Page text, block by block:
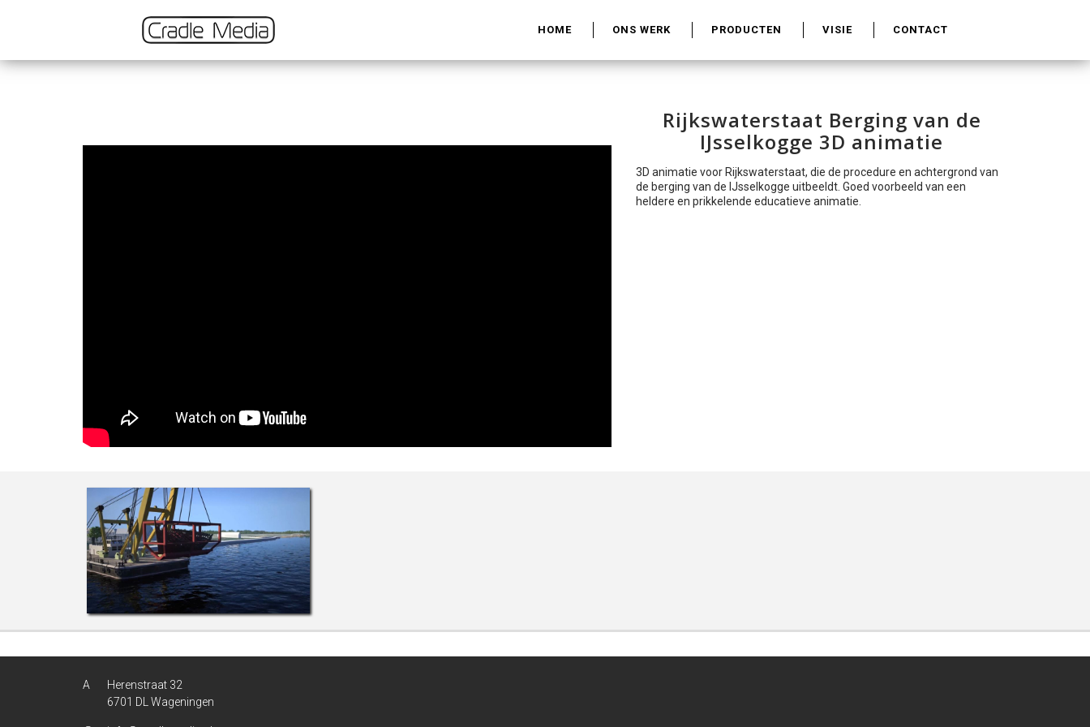
HOME ONS WERK PRODUCTEN VISIE CONTACT
Rijkswaterstaat Berging van de
IJsselkogge 3D animatie
3D animatie voor Rijkswaterstaat, die de procedure en achtergrond van
de berging van de IJsselkogge uitbeeldt. Goed voorbeeld van een
heldere en prikkelende educatieve animatie.
Herenstraat 32
6701 DL Wageningen